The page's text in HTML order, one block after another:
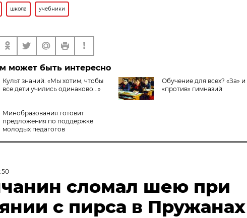
школа учебники
может быть интересно
Культ знаний. «Мы хотим, чтобы
все дети учились одинаково...»
Обучение для всех? «За» и
«против» гимназий
Минобразования готовит
предложения по поддержке
молодых педагогов
сломал шею при
с пирса в Пружанах